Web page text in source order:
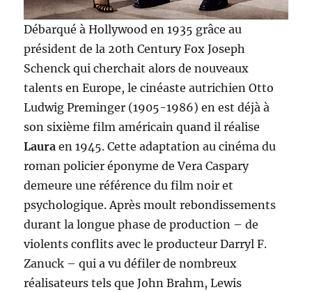
Débarqué à Hollywood en 1935 grâce au
président de la 20th Century Fox Joseph
Schenck qui cherchait alors de nouveaux
talents en Europe, le cinéaste autrichien Otto
Ludwig Preminger (1905-1986) en est déjà à
son sixième film américain quand il réalise
Laura en 1945. Cette adaptation au cinéma du
roman policier éponyme de Vera Caspary
demeure une référence du film noir et
psychologique. Après moult rebondissements
durant la longue phase de production – de
violents conflits avec le producteur Darryl F.
Zanuck – qui a vu défiler de nombreux
réalisateurs tels que John Brahm, Lewis